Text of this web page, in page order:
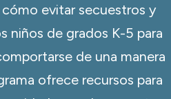
cómo evitar secuestros y
niños de grados K-5 para
de una manera
ofrece recursos para